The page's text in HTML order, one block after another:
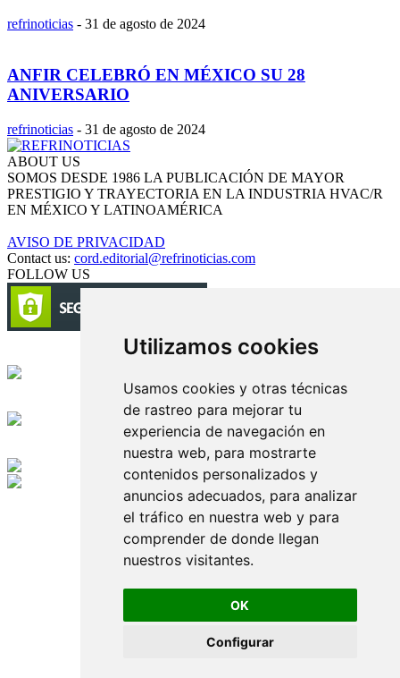
Utilizamos cookies
Usamos cookies y otras técnicas
de rastreo para mejorar tu
experiencia de navegación en
nuestra web, para mostrarte
contenidos personalizados y
anuncios adecuados, para analizar
el tráfico en nuestra web y para
comprender de donde llegan
nuestros visitantes.
OK
Configurar
refrinoticias - 31 de agosto de 2024
ANFIR CELEBRÓ EN MÉXICO SU 28
ANIVERSARIO
refrinoticias - 31 de agosto de 2024
ABOUT US
SOMOS DESDE 1986 LA PUBLICACIÓN DE MAYOR
PRESTIGIO Y TRAYECTORIA EN LA INDUSTRIA HVAC/R
EN MÉXICO Y LATINOAMÉRICA
AVISO DE PRIVACIDAD
Contact us: cord.editorial@refrinoticias.com
FOLLOW US
Circulación certificada
Edición digital con tecnología
Playa Revolcadero 222 Col. Reforma Iztaccihuatl Norte C.P. 08810
CIUDAD DE MEXICO
Conmutador CIUDAD DE MEXICO (+52) 555 740 4476, 555 740
© 2000-2026 BURO DE MERCADOTECNIA DEL CENTRO,
Todos los nombres, marcas, logotipos, productos e imagenes
mencionados son propiedad de sus respectivos dueños
Prohibida la reproducción total o parcial de los contenidos aqui
publicados incluyendo cualquier medio electrónico o magnético